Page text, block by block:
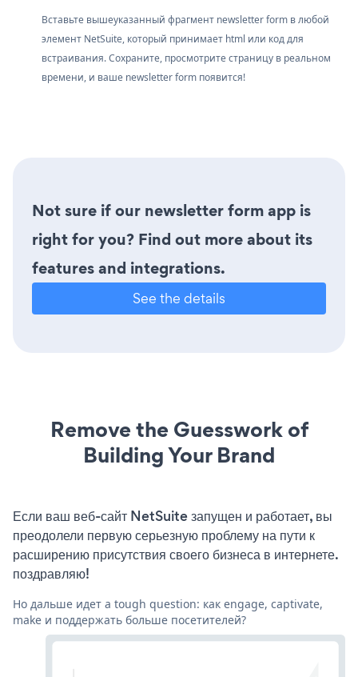
Вставьте вышеуказанный фрагмент newsletter form в любой
элемент NetSuite, который принимает html или код для
встраивания. Сохраните, просмотрите страницу в реальном
времени, и ваше newsletter form появится!
Not sure if our newsletter form app is
right for you? Find out more about its
features and integrations.
See the details
Remove the Guesswork of
Building Your Brand
Если ваш веб-сайт NetSuite запущен и работает, вы
преодолели первую серьезную проблему на пути к
расширению присутствия своего бизнеса в интернете.
поздравляю!
Но дальше идет a tough question: как engage, captivate,
make и поддержать больше посетителей?